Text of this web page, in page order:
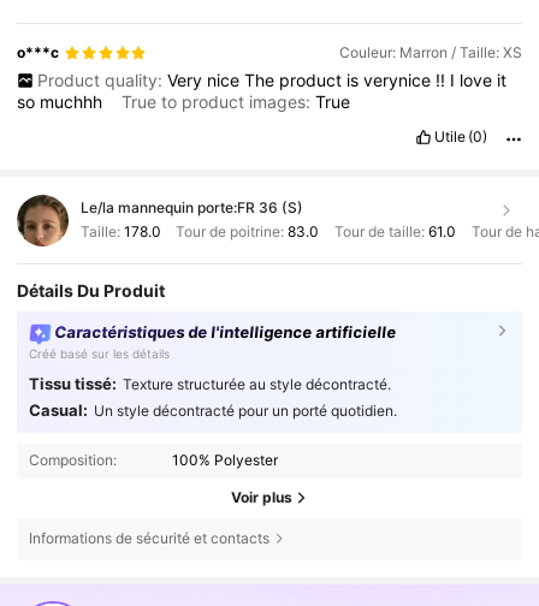
o***c Couleur: Marron / Taille: XS
Product quality: Very nice The product is verynice !! I love it
so muchhh True to product images:True
Utile (0)
Le/la mannequin porte:FR 36 (S)
Taille: 178.0 Tour de poitrine:83.0 Tour de taille: 61.0 Tour de
Détails Du Produit
Caractéristiques de l'intelligence artificielle
Créé basé sur les détails
Tissu tissé: Texture structurée au style décontracté.
Casual: Un style décontracté pour un porté quotidien.
Composition: 100% Polyester
Voir plus
Informations de sécurité et contacts